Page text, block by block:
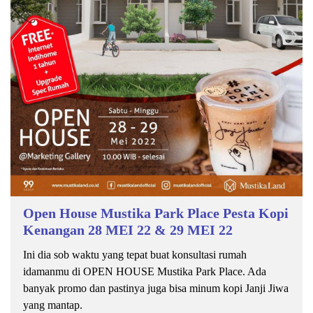
Open House Mustika Park Place Pesta Kopi
Kenangan 28 MEI 22 & 29 MEI 22
Ini dia sob waktu yang tepat buat konsultasi rumah
idamanmu di OPEN HOUSE Mustika Park Place. Ada
banyak promo dan pastinya juga bisa minum kopi Janji Jiwa
yang mantap.